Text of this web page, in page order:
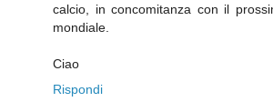
calcio, in concomitanza con il
mondiale.
Ciao
Rispondi